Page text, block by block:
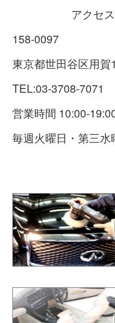
アクセ
158-0097
東京都世田谷区用賀
TEL:03-3708-7071
営業時間 10:00-
毎週火曜日・第三水